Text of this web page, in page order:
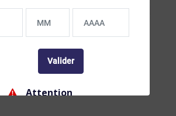
Valider
Attention